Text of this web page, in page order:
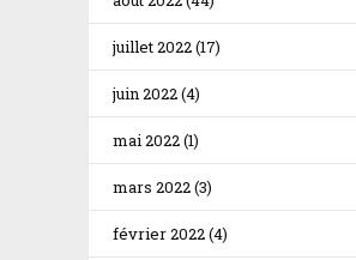
juillet 2022(17)
juin 2022(4)
mai 2022(1)
mars 2022(3)
février 2022(4)